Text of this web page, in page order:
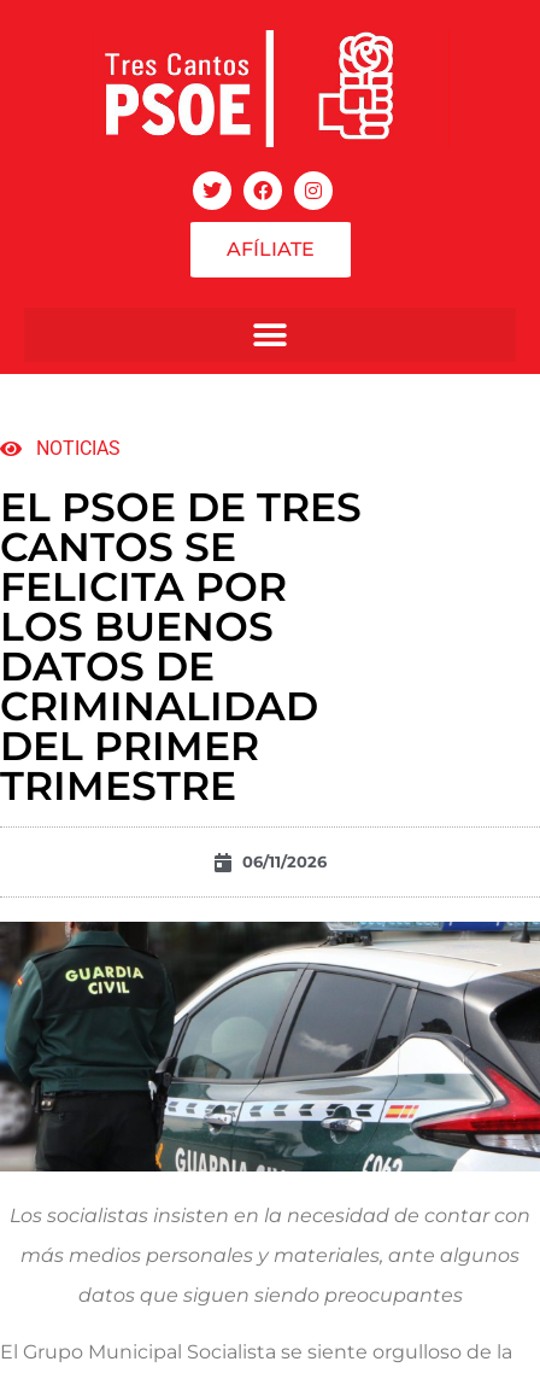
AFÍLIATE
NOTICIAS
EL PSOE DE TRES
CANTOS SE
FELICITA POR
LOS BUENOS
DATOS DE
CRIMINALIDAD
DEL PRIMER
TRIMESTRE
06/11/2026
Los socialistas insisten en la necesidad de contar con
más medios personales y materiales, ante algunos
datos que siguen siendo preocupantes
El Grupo Municipal Socialista se siente orgulloso de la